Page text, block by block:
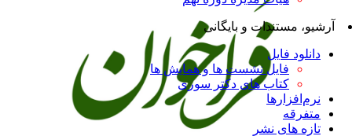
آرشیو، مستندات و بایگانی
دانلود فایل
فایل نشست ها و همایش ها
کتاب های دکتر سوری
نرم‌افزارها
متفرقه
تازه های نشر